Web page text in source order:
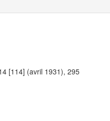
[114] (avril 1931), 295